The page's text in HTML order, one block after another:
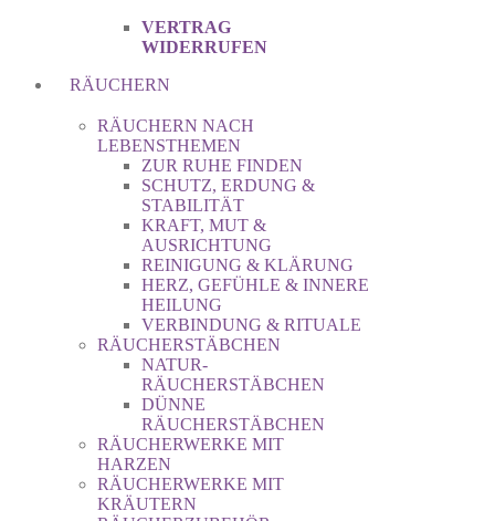
VERTRAG
WIDERRUFEN
RÄUCHERN
RÄUCHERN NACH
LEBENSTHEMEN
ZUR RUHE FINDEN
SCHUTZ, ERDUNG &
STABILITÄT
KRAFT, MUT &
AUSRICHTUNG
REINIGUNG & KLÄRUNG
HERZ, GEFÜHLE & INNERE
HEILUNG
VERBINDUNG & RITUALE
RÄUCHERSTÄBCHEN
NATUR-
RÄUCHERSTÄBCHEN
DÜNNE
RÄUCHERSTÄBCHEN
RÄUCHERWERKE MIT
HARZEN
RÄUCHERWERKE MIT
KRÄUTERN